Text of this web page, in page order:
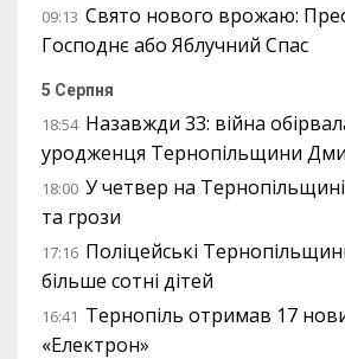
09:13 Свято нового врожаю:
Господнє або Яблучний Спас
5 Серпня
18:54 Назавжди 33: війна
уродженця Тернопільщини
18:00 У четвер на
та грози
17:16 Поліцейські
більше сотні дітей
16:41 Тернопіль отримав 17
«Електрон»